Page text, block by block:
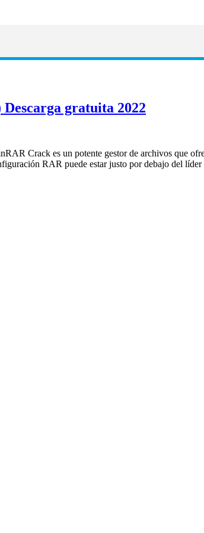
gratuita 2022
Crack es un potente gestor de archivos que
RAR puede estar justo por debajo del